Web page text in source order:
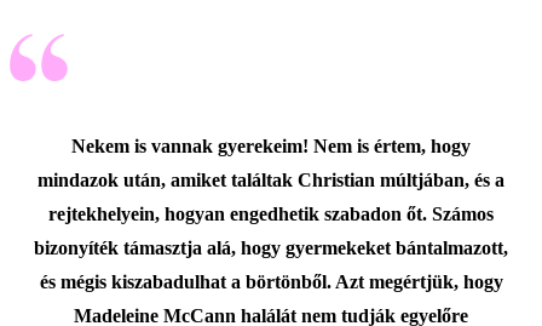
Nekem is vannak gyerekeim! Nem is értem, hogy
mindazok után, amiket találtak Christian múltjában, és a
rejtekhelyein, hogyan engedhetik szabadon őt. Számos
bizonyíték támasztja alá, hogy gyermekeket bántalmazott,
és mégis kiszabadulhat a börtönből. Azt megértjük, hogy
Madeleine McCann halálát nem tudják egyelőre